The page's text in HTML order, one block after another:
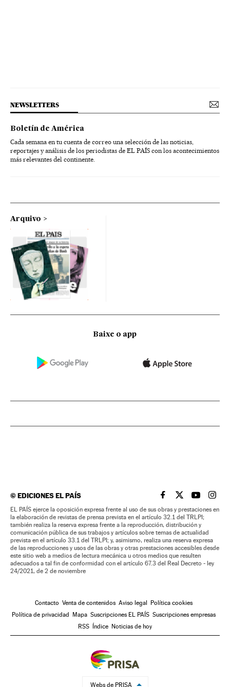
NEWSLETTERS
Boletín de América
Cada semana en tu cuenta de correo una selección de las noticias,
reportajes y análisis de los periodistas de EL PAÍS con los acontecimientos
más relevantes del continente.
Arquivo
Baixe o app
©EDICIONES EL PAÍS EL PAÍS BRASIL EN
EL PAÍSEL PAÍS
EL
EL PAÍS ejerce la oposición expresa frente al uso de sus obras y prestaciones en
la elaboración de revistas de prensa prevista en el artículo 32.1 del TRLPI;
también realiza la reserva expresa frente a la reproducción, distribución y
comunicación pública de sus trabajos y artículos sobre temas de actualidad
prevista en el artículo 33.1 del TRLPI; y, asimismo, realiza una reserva expresa
de las reproducciones y usos de las obras y otras prestaciones accesibles desde
este sitio web a medios de lectura mecánica u otros medios que resulten
adecuados a tal fin de conformidad con el artículo 67.3 del Real Decreto - ley
24/2021, de 2 de noviembre
Contacto Venta de contenidos Aviso legal Política cookies
Política de privacidad Mapa Suscripciones EL PAÍS Suscripciones empresas
RSS Índice Noticias de hoy
Webs de PRISA